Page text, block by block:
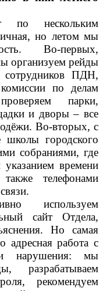
по нескольким
но летом мы
Во-первых,
организуем рейды
сотрудников ПДН,
по делам
парки,
и дворы – все
Во-вторых, с
городского
собраниями, где
времени
телефонами
используем
сайт Отдела,
Но самая
адресная работа с
нарушения: мы
разрабатываем
рекомендуем